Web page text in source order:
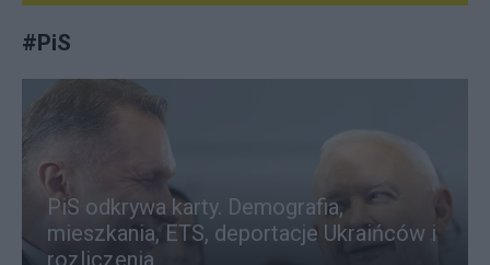
#PiS
PiS odkrywa karty. Demografia,
mieszkania, ETS, deportacje Ukraińców i
rozliczenia